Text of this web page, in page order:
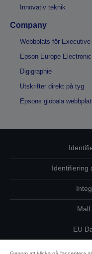
Innovativ teknik
Company
Webbplats för Executive
Epson Europe
Digigraphie
Utskrifter direkt på tyg
Epsons globala
Identifiering
Mall
EU
Kontakta